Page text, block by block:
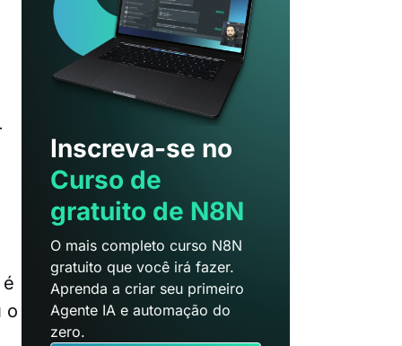
o
Inscreva-se no
Curso de
gratuito de N8N
O mais completo curso N8N
gratuito que você irá fazer.
Aprenda a criar seu primeiro
Agente IA e automação do
zero.